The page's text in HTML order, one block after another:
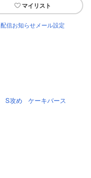
マイリスト
配信お知らせメール設定
S攻め
ケーキバース